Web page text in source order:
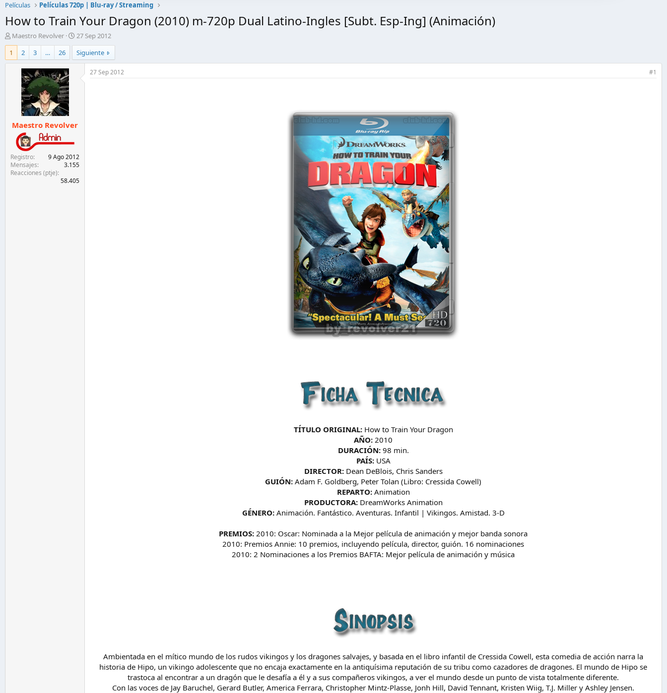
Películas Películas 720p | Blu-ray / Streaming
How to Train Your Dragon (2010) m-720p Dual Latino-Ingles [Subt. Esp-Ing] (Animación)
A
u
t
o
m
Maestro Revolver
F
e
c
h
c
27 Sep 2012
1
2 3 … 26 Siguiente
Maestro Revolver
Registro
9 Ago 2012
Mensajes
3.155
Reacciones (ptje)
58.405
27 Sep 2012 #1
TÍTULO ORIGINAL:How to Train Your Dragon
AÑO: 2010
DURACIÓN:98 min.
PAÍS:USA
DIRECTOR:Dean DeBlois, Chris Sanders
GUIÓN: Adam F. Goldberg, Peter Tolan (Libro: Cressida Cowell)
REPARTO:Animation
PRODUCTORA:DreamWorks Animation
GÉNERO:Animación. Fantástico. Aventuras. Infantil | Vikingos. Amistad. 3-D
PREMIOS: 2010: Oscar: Nominada a la Mejor película de animación y mejor banda sonora
2010: Premios Annie: 10 premios, incluyendo película, director, guión. 16 nominaciones
2010: 2 Nominaciones a los Premios BAFTA: Mejor película de animación y música
Ambientada en el mítico mundo de los rudos vikingos y los dragones salvajes, y basada en el libro infantil de Cressida Cowell, esta comedia de acción narra la
historia de Hipo, un vikingo adolescente que no encaja exactamente en la antiquísima reputación de su tribu como cazadores de dragones. El mundo de Hipo se
trastoca al encontrar a un dragón que le desafía a él y a sus compañeros vikingos, a ver el mundo desde un punto de vista totalmente diferente.
Con las voces de Jay Baruchel, Gerard Butler, America Ferrara, Christopher Mintz-Plasse, Jonh Hill, David Tennant, Kristen Wiig, T.J. Miller y Ashley Jensen.